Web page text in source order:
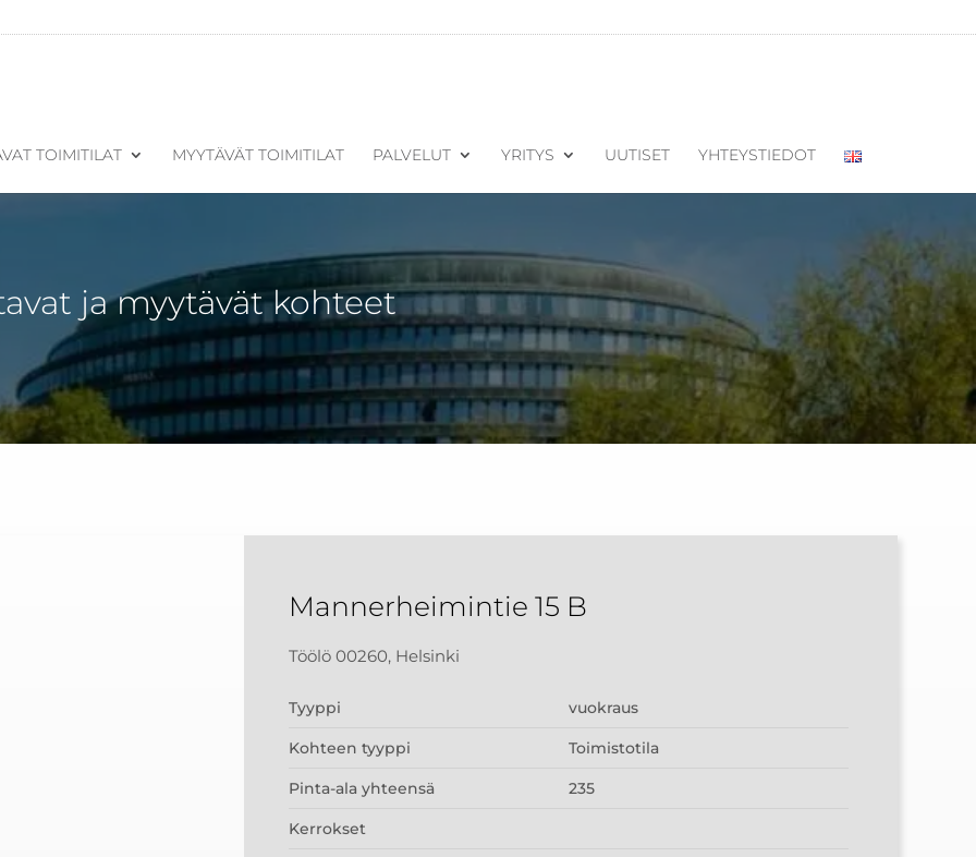
TOIMITILAT MYYTÄVÄT TOIMITILAT PALVELUT YRITYS UUTISET YHTEYSTIEDOT
ja myytävät kohteet
Mannerheimintie 15 B
Töölö 00260, Helsinki
Tyyppi vuokraus
Kohteen tyyppi Toimistotila
Pinta-ala yhteensä 235
Kerrokset